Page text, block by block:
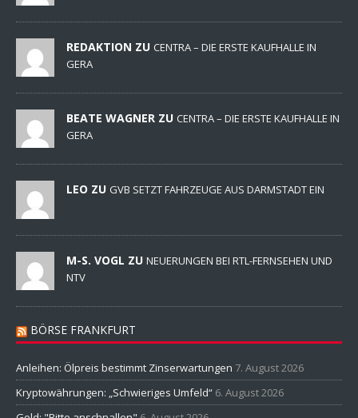
REDAKTION ZU CENTRA – DIE ERSTE KAUFHALLE IN
GERA
BEATE WAGNER ZU CENTRA – DIE ERSTE KAUFHALLE IN
GERA
LEO ZU GVB SETZT FAHRZEUGE AUS DARMSTADT EIN
M-S. VOGL ZU NEUERUNGEN BEI RTL-FERNSEHEN UND
NTV
BÖRSE FRANKFURT
Anleihen: Ölpreis bestimmt Zinserwartungen 7. August 2026
Kryptowährungen: „Schwieriges Umfeld“ 6. August 2026